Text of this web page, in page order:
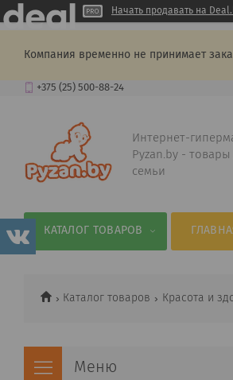
Начать продавать на
Компания временно не принимает
+375 (25) 500-88-24
Интернет-
Pyzan.by - товары
семьи
КАТАЛОГ ТОВАРОВ
Каталог товаров Красота и